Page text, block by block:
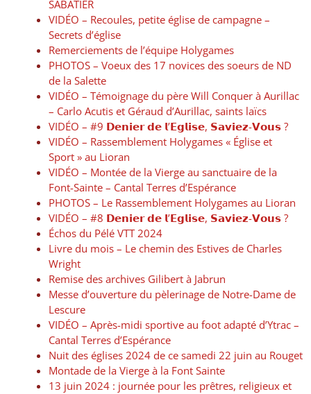
SABATIER
VIDÉO – Recoules, petite église de campagne –
Secrets d’église
Remerciements de l’équipe Holygames
PHOTOS – Voeux des 17 novices des soeurs de ND
de la Salette
VIDÉO – Témoignage du père Will Conquer à Aurillac
– Carlo Acutis et Géraud d’Aurillac, saints laïcs
VIDÉO – #9 𝗗𝗲𝗻𝗶𝗲𝗿 𝗱𝗲 𝗹’𝗘𝗴𝗹𝗶𝘀𝗲, 𝗦𝗮𝘃𝗶𝗲𝘇-𝗩𝗼𝘂𝘀 ?
VIDÉO – Rassemblement Holygames « Église et
Sport » au Lioran
VIDÉO – Montée de la Vierge au sanctuaire de la
Font-Sainte – Cantal Terres d’Espérance
PHOTOS – Le Rassemblement Holygames au Lioran
VIDÉO – #8 𝗗𝗲𝗻𝗶𝗲𝗿 𝗱𝗲 𝗹’𝗘𝗴𝗹𝗶𝘀𝗲, 𝗦𝗮𝘃𝗶𝗲𝘇-𝗩𝗼𝘂𝘀 ?
Échos du Pélé VTT 2024
Livre du mois – Le chemin des Estives de Charles
Wright
Remise des archives Gilibert à Jabrun
Messe d’ouverture du pèlerinage de Notre-Dame de
Lescure
VIDÉO – Après-midi sportive au foot adapté d’Ytrac –
Cantal Terres d’Espérance
Nuit des églises 2024 de ce samedi 22 juin au Rouget
Montade de la Vierge à la Font Sainte
13 juin 2024 : journée pour les prêtres, religieux et